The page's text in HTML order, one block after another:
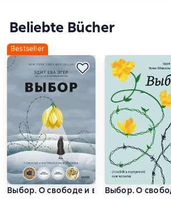
Beliebte Bücher
Bestseller
Выбор. О свободе и внутренней силе
Выбор. О